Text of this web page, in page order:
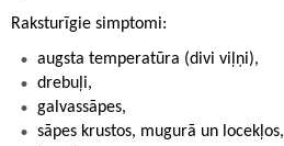
Raksturīgie simptomi:
augsta temperatūra (divi viļņi),
drebuļi,
galvassāpes,
sāpes krustos, mugurā un locekļos,